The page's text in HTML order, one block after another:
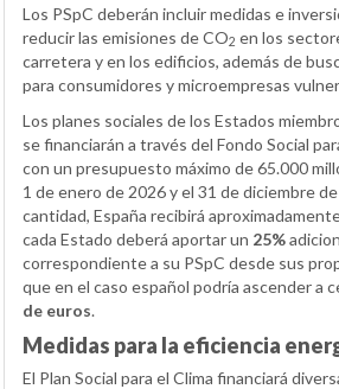
Los PSpC deberán incluir medidas e
reducir las emisiones de CO2 en los
carretera y en los edificios, además de
para consumidores y microempresas
Los planes sociales de los Estados
se financiarán a través del Fondo Social
con un presupuesto máximo de 65.000
1 de enero de 2026 y el 31 de diciembre
cantidad, España recibirá
cada Estado deberá aportar un 25%
correspondiente a su PSpC desde sus
que en el caso español podría ascender a
de euros.
Medidas para la eficiencia
El Plan Social para el Clima financiará